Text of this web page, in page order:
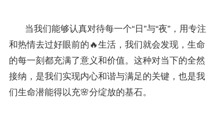
当我们能够认真对待每一个“日”与“夜”，用专注
和热情去过好眼前的🔥生活，我们就会发现，生命
的每一刻都充满了意义和价值。这种对当下的全然
接纳，是我们实现内心和谐与满足的关键，也是我
们生命潜能得以充🌸分绽放的基石。